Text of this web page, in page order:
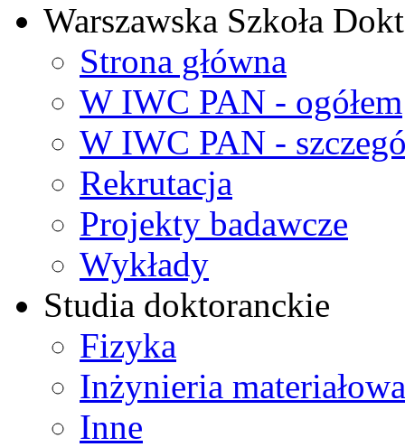
Warszawska Szkoła
Strona główna
W IWC PAN - ogółem
W IWC PAN -
Rekrutacja
Projekty badawcze
Wykłady
Studia doktoranckie
Fizyka
Inżynieria materiałowa
Inne